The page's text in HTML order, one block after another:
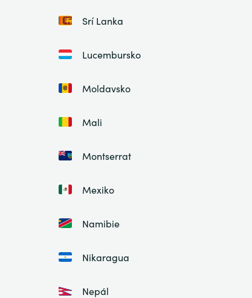
Srí Lanka
Lucembursko
Moldavsko
Mali
Montserrat
Mexiko
Namibie
Nikaragua
Nepál